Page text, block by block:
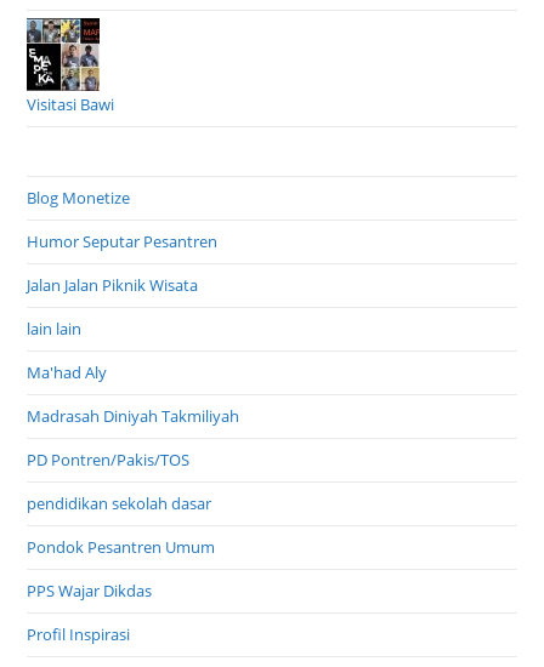
Visitasi Bawi
Blog Monetize
Humor Seputar Pesantren
Jalan Jalan Piknik Wisata
lain lain
Ma'had Aly
Madrasah Diniyah Takmiliyah
PD Pontren/Pakis/TOS
pendidikan sekolah dasar
Pondok Pesantren Umum
PPS Wajar Dikdas
Profil Inspirasi